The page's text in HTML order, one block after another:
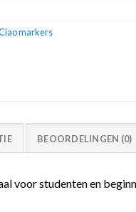
markers
BEOORDELINGEN (0)
voor studenten en